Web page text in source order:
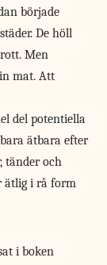
började
De höll
Men
mat. Att
del potentiella
ätbara efter
tänder och
ätlig i rå form
i boken